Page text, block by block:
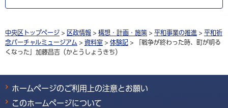
中央区トップページ > 区政情報 > 構想・計画・施策 > 平和事業の推進 > 平和祈
念バーチャルミュージアム > 資料室 > 体験記 > 「戦争が終わった時、町が明る
くなった」加藤昌吉（かとうしょうきち）
ホームページのご利用上の注意とお願い
このホームページについて